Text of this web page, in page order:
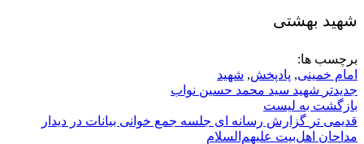
شهید بهشتی
برچسب ها:
امام خمینی, پادپخش, شهید
جدیدتر شهید سید محمد حسین نواب
بازگشت به لیست
قدیمی تر گزارش رسانه ای جلسه جمع خوانی بیانات در دیدار
مداحان اهل‌بیت علیهم‌السلام